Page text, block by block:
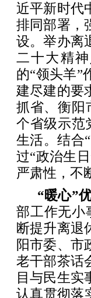
近平新时代
排同部署，
设。举办离
二十大精
的“领头羊”
建尽建的要
抓省、衡阳
个省级示范
生活。结合
过“政治生
严肃性，不
“暖心”
部工作无小
断提升离退
阳市委、市
老干部茶话
目与民生实
认真贯彻落